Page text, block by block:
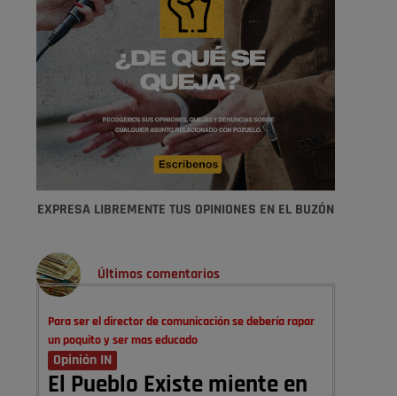
EXPRESA LIBREMENTE TUS OPINIONES EN EL BUZÓN
Últimos comentarios
Para ser el director de comunicación se debería rapar
un poquito y ser mas educado
Opinión IN
El Pueblo Existe miente en